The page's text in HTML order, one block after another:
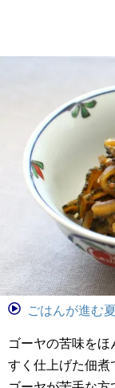
ごはんが進む
ゴーヤの苦味を
すく仕上げた佃煮